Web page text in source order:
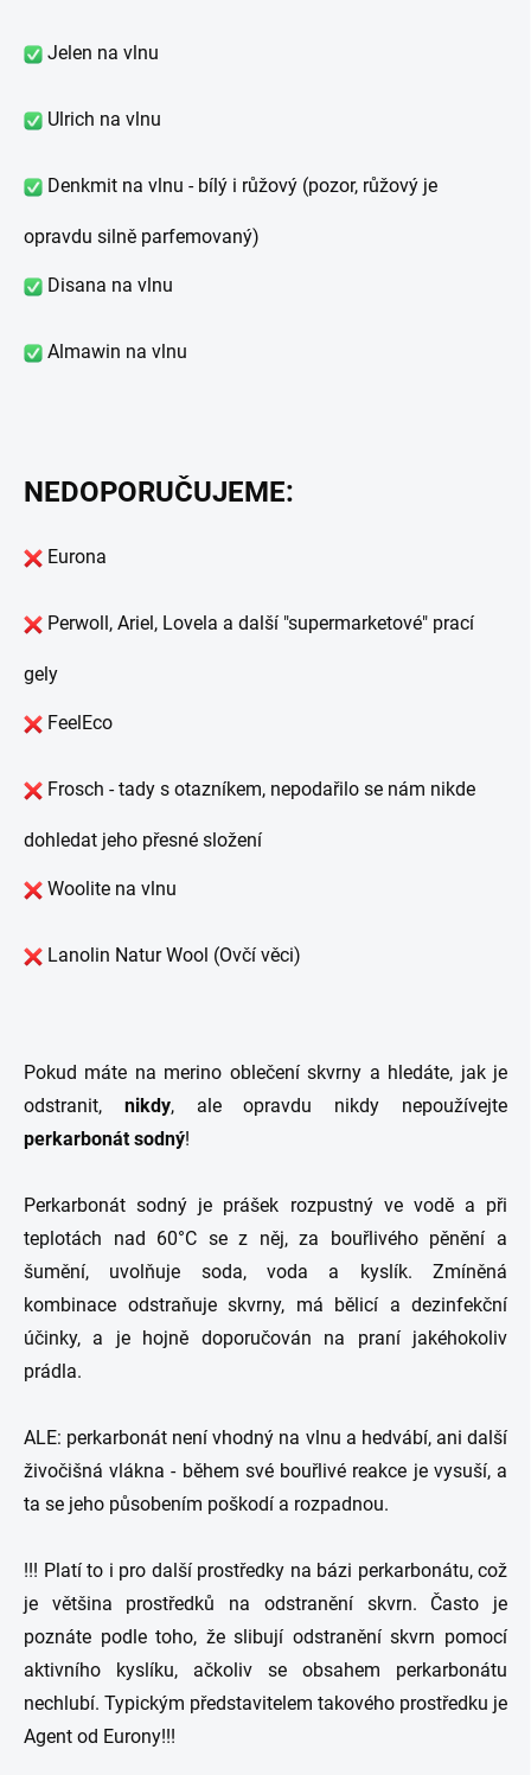
Jelen na vlnu
Ulrich na vlnu
Denkmit na vlnu - bílý i růžový (pozor, růžový je
opravdu silně parfemovaný)
Disana na vlnu
Almawin na vlnu
NEDOPORUČUJEME:
Eurona
Perwoll, Ariel, Lovela a další "supermarketové" prací
gely
FeelEco
Frosch - tady s otazníkem, nepodařilo se nám nikde
dohledat jeho přesné složení
Woolite na vlnu
Lanolin Natur Wool (Ovčí věci)
Pokud máte na merino oblečení skvrny a hledáte, jak je
odstranit, nikdy, ale opravdu nikdy nepoužívejte
perkarbonát sodný!
Perkarbonát sodný je prášek rozpustný ve vodě a při
teplotách nad 60°C se z něj, za bouřlivého pěnění a
šumění, uvolňuje soda, voda a kyslík. Zmíněná
kombinace odstraňuje skvrny, má bělicí a dezinfekční
účinky, a je hojně doporučován na praní jakéhokoliv
prádla.
ALE: perkarbonát není vhodný na vlnu a hedvábí, ani další
živočišná vlákna - během své bouřlivé reakce je vysuší, a
ta se jeho působením poškodí a rozpadnou.
!!! Platí to i pro další prostředky na bázi perkarbonátu, což
je většina prostředků na odstranění skvrn. Často je
poznáte podle toho, že slibují odstranění skvrn pomocí
aktivního kyslíku, ačkoliv se obsahem perkarbonátu
nechlubí. Typickým představitelem takového prostředku je
Agent od Eurony!!!